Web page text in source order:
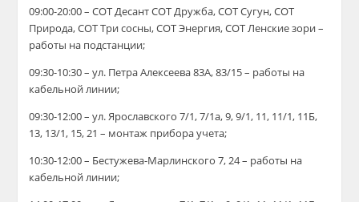
09:00-20:00 – СОТ Десант СОТ Дружба, СОТ Сугун, СОТ
Природа, СОТ Три сосны, СОТ Энергия, СОТ Ленские зори –
работы на подстанции;
09:30-10:30 – ул. Петра Алексеева 83А, 83/15 – работы на
кабельной линии;
09:30-12:00 – ул. Ярославского 7/1, 7/1а, 9, 9/1, 11, 11/1, 11Б,
13, 13/1, 15, 21 – монтаж прибора учета;
10:30-12:00 – Бестужева-Марлинского 7, 24 – работы на
кабельной линии;